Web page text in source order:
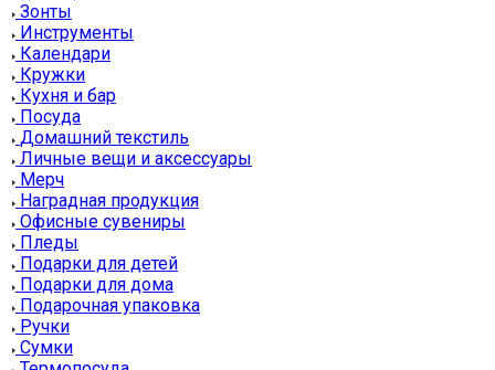
Зонты
Инструменты
Календари
Кружки
Кухня и бар
Посуда
Домашний текстиль
Личные вещи и аксессуары
Мерч
Наградная продукция
Офисные сувениры
Пледы
Подарки для детей
Подарки для дома
Подарочная упаковка
Ручки
Сумки